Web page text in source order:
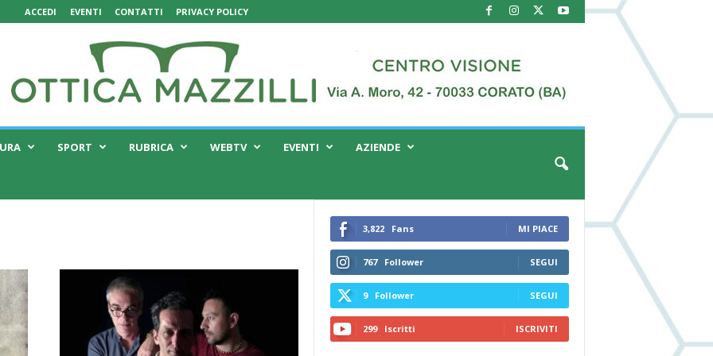
ACCEDI EVENTI CONTATTI PRIVACY POLICY
SPORT RUBRICA WEBTV EVENTI AZIENDE
3,822 Fans MI PIACE
767 Follower SEGUI
9 Follower SEGUI
299 Iscritti ISCRIVITI